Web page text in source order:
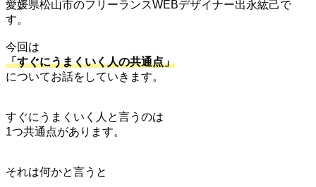
愛媛県松山市のフリーランスWEBデザイナー出永紘己で
す。
今回は
「すぐにうまくいく人の共通点」
についてお話をしていきます。
すぐにうまくいく人と言うのは
1つ共通点があります。
それは何かと言うと